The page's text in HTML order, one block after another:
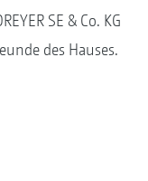
SE & Co. KG
des Hauses.